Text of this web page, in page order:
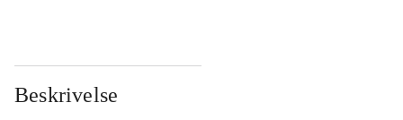
Beskrivelse